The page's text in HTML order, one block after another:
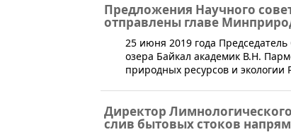
Предложения Научного
отправлены главе
​25 июня 2019 года
озера Байкал академик В.Н.
природных ресурсов и
Директор
слив бытовых стоков